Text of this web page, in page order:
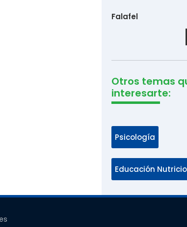
Falafel
Otros temas
interesarte:
Psicología
Educación